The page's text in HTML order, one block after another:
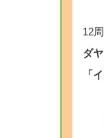
12
ダ
「